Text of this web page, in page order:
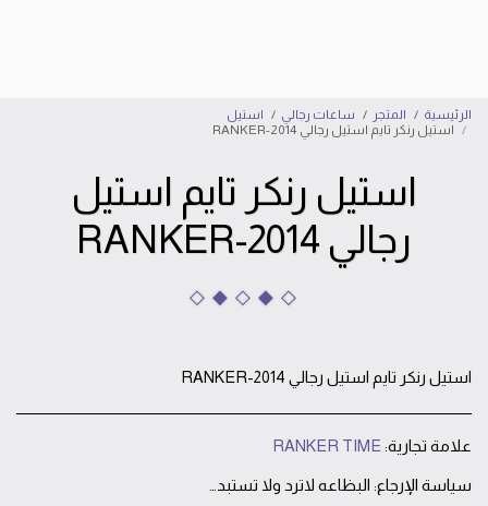
الرئيسية المتجر ساعات رجالي
استيل
استيل رنكر تايم استيل رجالي RANKER-2014
استيل رنكر تايم استيل
رجالي RANKER-2014
استيل رنكر تايم استيل رجالي RANKER-2014
علامة تجارية: RANKER TIME
سياسة الإرجاع:البظاعه لاترد ولا تستبدل بعد خروجها من المحل الا في حالة وجود خلل فني في الساعه يتم استبدالها او صيانتها